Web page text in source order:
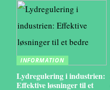
INFORMATION
Lydregulering i industrien:
Effektive løsninger til et